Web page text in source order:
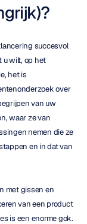
succesvol
u wilt, op het
het is
over
van uw
waar ze van
nemen die ze
en in dat van
met gissen en
van een product
is een enorme gok.